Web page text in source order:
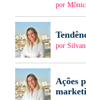
por
por
Ações